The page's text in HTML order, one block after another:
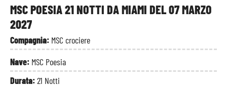
MSC POESIA 21 NOTTI DA MIAMI DEL 07 MARZO
2027
Compagnia: MSC crociere
Nave: MSC Poesia
Durata:21 Notti